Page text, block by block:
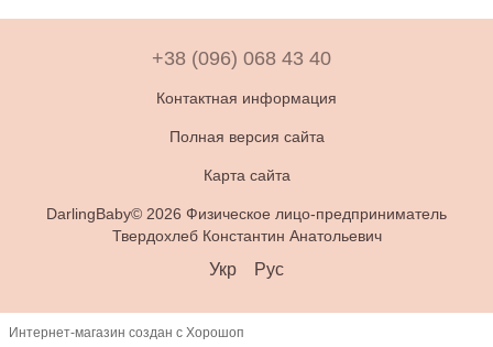
+38 (096) 068 43 40
Контактная информация
Полная версия сайта
Карта сайта
DarlingBaby© 2026 Физическое лицо-предприниматель
Твердохлеб Константин Анатольевич
Укр Рус
Интернет-магазин создан с Хорошоп